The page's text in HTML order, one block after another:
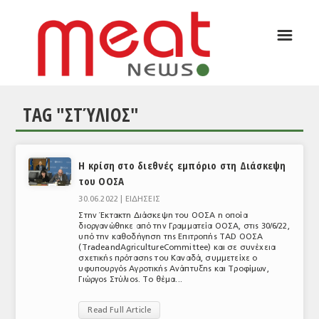
ΕΙΔΗΣΕΙΣ
ΘΕΜΑΤΑ
ΕΥΡΩΠΑΪΚΕΣ ΑΠΟΦΑΣΕΙΣ
☰
TAG "ΣΤΎΛΙΟΣ"
Η κρίση στο διεθνές εμπόριο στη Διάσκεψη
του ΟΟΣΑ
30.06.2022 |
ΕΙΔΗΣΕΙΣ
Στην Έκτακτη Διάσκεψη του ΟΟΣΑ η οποία
διοργανώθηκε από την Γραμματεία ΟΟΣΑ, στις 30/6/22,
υπό την καθοδήγηση της Επιτροπής TAD ΟΟΣΑ
(TradeandAgricultureCommittee) και σε συνέχεια
σχετικής πρότασης του Καναδά, συμμετείχε ο
υφυπουργός Αγροτικής Ανάπτυξης και Τροφίμων,
Γιώργος Στύλιος. Το θέμα...
Read Full Article